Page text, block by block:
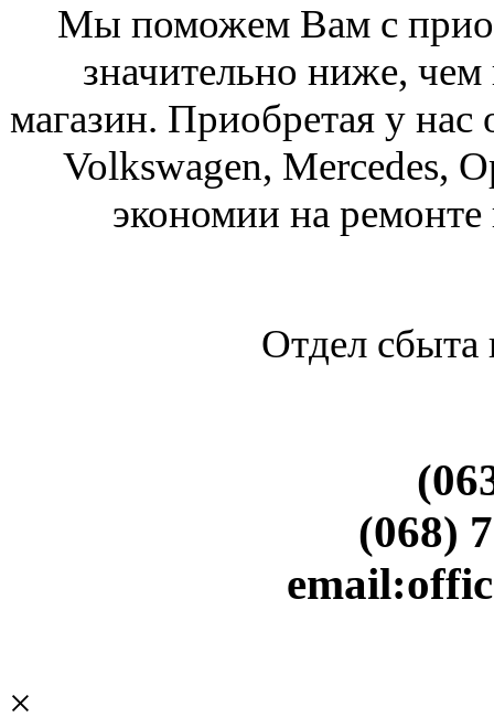
Мы поможем Вам с
значительно ниже,
магазин. Приобретая у нас
Volkswagen, Mercedes,
экономии на
Отдел сбыта
(068)
×